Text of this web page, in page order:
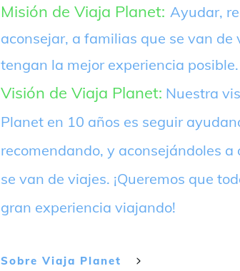
Misión de Viaja Planet: Ayudar,
aconsejar, a familias que se van de
tengan la mejor experiencia posible.
Visión de Viaja Planet: Nuestra
Planet en 10 años es seguir
recomendando, y aconsejándoles
se van de viajes. ¡Queremos que
gran experiencia viajando!
Sobre Viaja Planet